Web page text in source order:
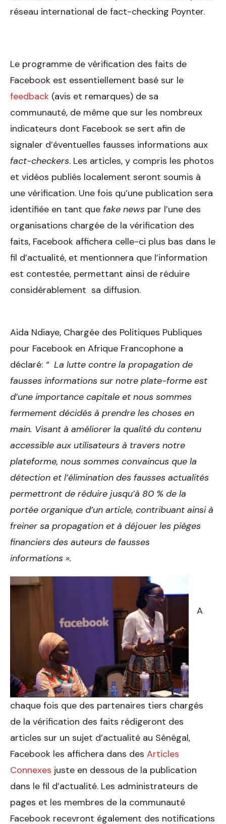
réseau international de fact-checking Poynter.
Le programme de vérification des faits de
Facebook est essentiellement basé sur le
feedback (avis et remarques) de sa
communauté, de même que sur les nombreux
indicateurs dont Facebook se sert afin de
signaler d’éventuelles fausses informations aux
fact-checkers. Les articles, y compris les photos
et vidéos publiés localement seront soumis à
une vérification. Une fois qu’une publication sera
identifiée en tant que fake news par l’une des
organisations chargée de la vérification des
faits, Facebook affichera celle-ci plus bas dans le
fil d’actualité, et mentionnera que l’information
est contestée, permettant ainsi de réduire
considérablement sa diffusion.
Aida Ndiaye, Chargée des Politiques Publiques
pour Facebook en Afrique Francophone a
déclaré: “ La lutte contre la propagation de
fausses informations sur notre plate-forme est
d’une importance capitale et nous sommes
fermement décidés à prendre les choses en
main. Visant à améliorer la qualité du contenu
accessible aux utilisateurs à travers notre
plateforme, nous sommes convaincus que la
détection et l’élimination des fausses actualités
permettront de réduire jusqu’à 80 % de la
portée organique d’un article, contribuant ainsi à
freiner sa propagation et à déjouer les pièges
financiers des auteurs de fausses
informations ».
A
chaque fois que des partenaires tiers chargés
de la vérification des faits rédigeront des
articles sur un sujet d’actualité au Sénégal,
Facebook les affichera dans des Articles
Connexes juste en dessous de la publication
dans le fil d’actualité. Les administrateurs de
pages et les membres de la communauté
Facebook recevront également des notifications